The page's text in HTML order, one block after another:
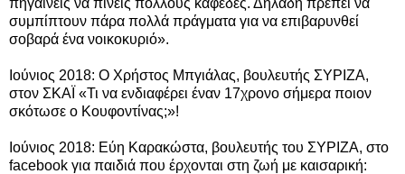
συμπίπτουν πάρα πολλά πράγματα για να επιβαρυνθεί
σοβαρά ένα νοικοκυριό».
Ιούνιος 2018: Ο Χρήστος Μπγιάλας, βουλευτής ΣΥΡΙΖΑ,
στον ΣΚΑΪ «Τι να ενδιαφέρει έναν 17χρονο σήμερα ποιον
σκότωσε ο Κουφοντίνας;»!
Ιούνιος 2018: Εύη Καρακώστα, βουλευτής του ΣΥΡΙΖΑ, στο
facebook για παιδιά που έρχονται στη ζωή με καισαρική: